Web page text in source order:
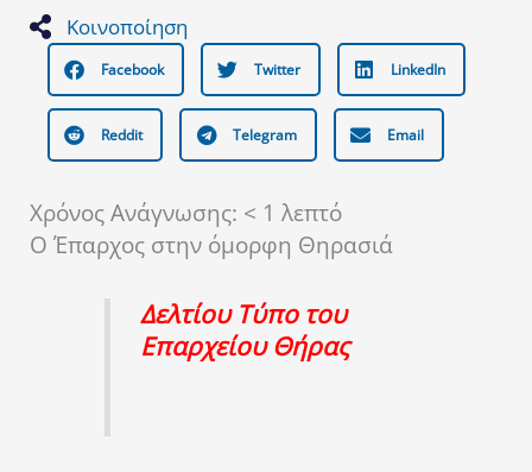
Κοινοποίηση
Facebook Twitter LinkedIn
Reddit Telegram Email
Χρόνος Ανάγνωσης: < 1 λεπτό
Ο Έπαρχος στην όμορφη Θηρασιά
Δελτίου Τύπο του
Επαρχείου Θήρας